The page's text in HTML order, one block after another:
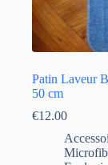
Patin Laveur
50 cm
€12.00